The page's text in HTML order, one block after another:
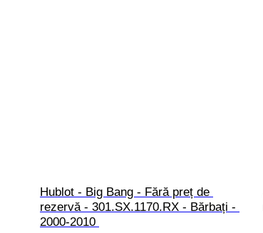
Hublot - Big Bang - Fără preț de
rezervă - 301.SX.1170.RX - Bărbați -
2000-2010